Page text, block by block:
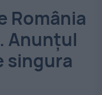
România
Anunțul
singura